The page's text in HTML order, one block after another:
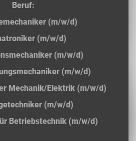
Beruf:
(m/w/d)
(m/w/d)
(m/w/d)
(m/w/d)
Mechanik/Elektrik (m/w/d)
(m/w/d)
Betriebstechnik (m/w/d)